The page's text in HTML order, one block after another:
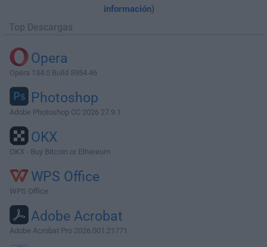
información)
Top Descargas
Opera
Opera 134.0 Build 5954.46
Photoshop
Adobe Photoshop CC 2026 27.9.1
OKX
OKX - Buy Bitcoin or Ethereum
WPS Office
WPS Office
Adobe Acrobat
Adobe Acrobat Pro 2026.001.21771